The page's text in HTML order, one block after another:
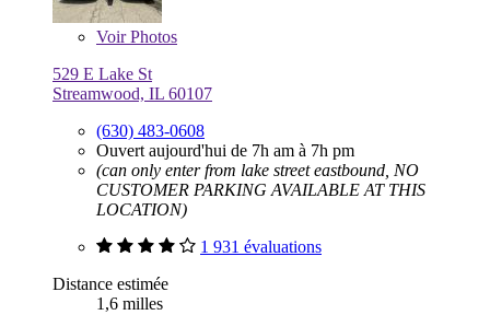
VoirPhotos
529 E Lake St
Streamwood, IL 60107
(630) 483-0608
Ouvert aujourd'hui de 7h am à 7h pm
(can only enter from lake street eastbound, NO
CUSTOMER PARKING AVAILABLE AT THIS
LOCATION)
1 931 évaluations
Distance estimée
1,6 milles